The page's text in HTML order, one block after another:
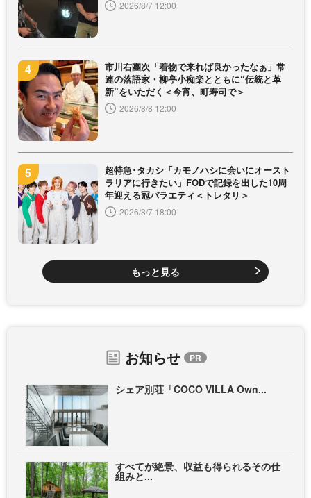
2026/8/7 12:00
市川右團次「着物で来れば良かったなぁ」常
連の落語家・柳亭小痴楽とともに“伝統と革
新”をいただく＜今宵、町寿司で＞
2026/8/8 12:00
超特急･タカシ「カモノハシに会いにオースト
ラリアに行きたい」FODで記録を出した10周
年迎える冠バラエティ＜トレタリ＞
2026/8/7 18:00
もっと見る
お知らせ
シェア別荘「COCO VILLA Own...
すべてが絶景、収益も得られるその仕
組みと...